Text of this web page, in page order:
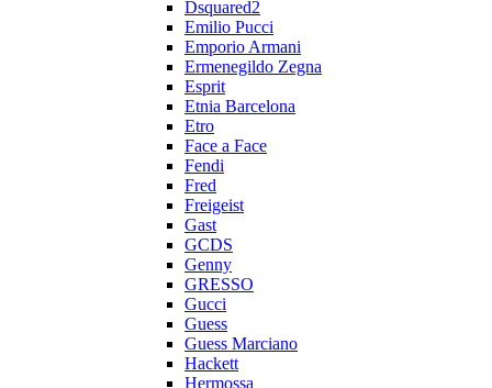
Dsquared2
Emilio Pucci
Emporio Armani
Ermenegildo Zegna
Esprit
Etnia Barcelona
Etro
Face a Face
Fendi
Fred
Freigeist
Gast
GCDS
Genny
GRESSO
Gucci
Guess
Guess Marciano
Hackett
Hermossa